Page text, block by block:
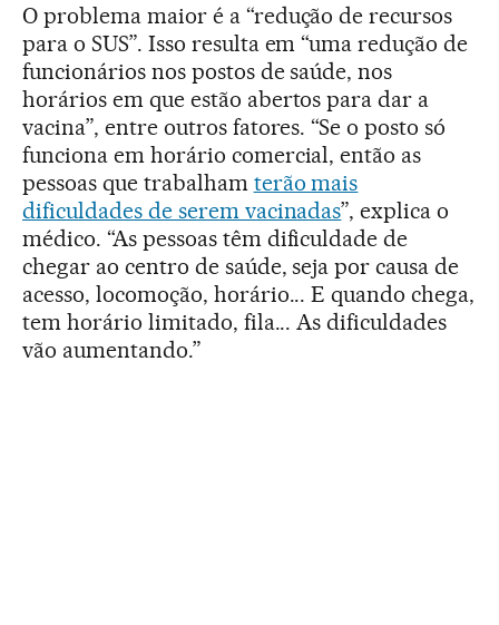
O problema maior é a “redução de recursos
para o SUS”. Isso resulta em “uma redução de
funcionários nos postos de saúde, nos
horários em que estão abertos para dar a
vacina”, entre outros fatores. “Se o posto só
funciona em horário comercial, então as
pessoas que trabalham terão mais
dificuldades de serem vacinadas”, explica o
médico. “As pessoas têm dificuldade de
chegar ao centro de saúde, seja por causa de
acesso, locomoção, horário... E quando chega,
tem horário limitado, fila... As dificuldades
vão aumentando.”